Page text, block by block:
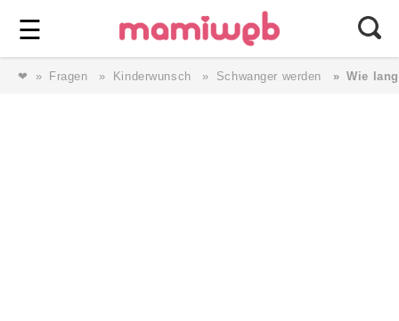
☰ ⎯ Wir lieben Familie ⎯
❤ Fragen Kinderwunsch Schwanger werden Wie